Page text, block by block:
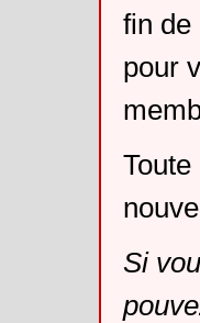
fin de
pour
Si